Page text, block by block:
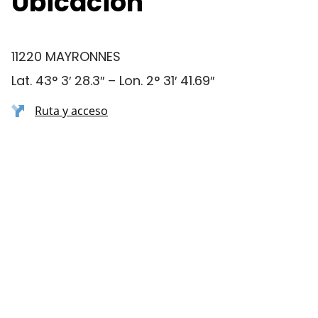
11220 MAYRONNES
Lat. 43° 3′ 28.3″ – Lon. 2° 31′ 41.69″
Ruta y acceso